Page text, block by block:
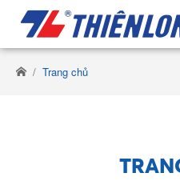
Trang chủ